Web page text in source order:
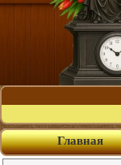
Главная